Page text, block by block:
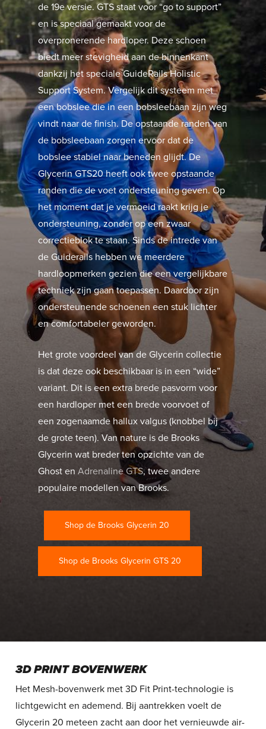
de 19e versie. GTS staat voor “go to support”
en is speciaal gemaakt voor de
overpronerende hardloper. Deze schoen
biedt meer stevigheid aan de binnenkant
dankzij het speciale GuideRails Holistic
Support System. Vergelijk dit systeem met
een bobslee die in een bobsleebaan zijn weg
vindt naar de finish. De opstaande randen van
de bobsleebaan zorgen ervoor dat de
bobslee stabiel naar beneden glijdt. De
Glycerin GTS20 heeft ook twee opstaande
randen die de voet ondersteuning geven. Op
het moment dat je vermoeid raakt krijg je
ondersteuning, zonder op een zwaar
correctieblok te staan. Sinds de intrede van
de Guiderails hebben we meerdere
hardloopmerken gezien die een vergelijkbare
techniek zijn gaan toepassen. Daardoor zijn
ondersteunende schoenen een stuk lichter
en comfortabeler geworden.
Het grote voordeel van de Glycerin collectie
is dat deze ook beschikbaar is in een “wide”
variant. Dit is een extra brede pasvorm voor
een hardloper met een brede voorvoet of
een zogenaamde hallux valgus (knobbel bij
de grote teen). Van nature is de Brooks
Glycerin wat breder ten opzichte van de
Ghost enAdrenaline GTS, twee andere
populaire modellen van Brooks.
Shop de Brooks Glycerin 20
Shop de Brooks Glycerin GTS 20
3D PRINT BOVENWERK
Het Mesh-bovenwerk met 3D Fit Print-technologie is
lichtgewicht en ademend. Bij aantrekken voelt de
Glycerin 20 meteen zacht aan door het vernieuwde air-